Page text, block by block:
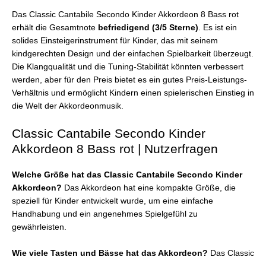
Das Classic Cantabile Secondo Kinder Akkordeon 8 Bass rot
erhält die Gesamtnote befriedigend (3/5 Sterne). Es ist ein
solides Einsteigerinstrument für Kinder, das mit seinem
kindgerechten Design und der einfachen Spielbarkeit überzeugt.
Die Klangqualität und die Tuning-Stabilität könnten verbessert
werden, aber für den Preis bietet es ein gutes Preis-Leistungs-
Verhältnis und ermöglicht Kindern einen spielerischen Einstieg in
die Welt der Akkordeonmusik.
Classic Cantabile Secondo Kinder
Akkordeon 8 Bass rot | Nutzerfragen
Welche Größe hat das Classic Cantabile Secondo Kinder
Akkordeon? Das Akkordeon hat eine kompakte Größe, die
speziell für Kinder entwickelt wurde, um eine einfache
Handhabung und ein angenehmes Spielgefühl zu
gewährleisten.
Wie viele Tasten und Bässe hat das Akkordeon? Das Classic